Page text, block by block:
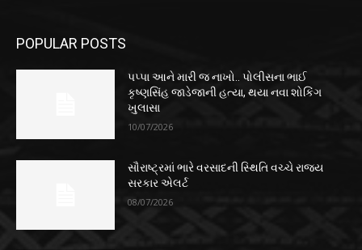
POPULAR POSTS
પપ્પા આને મારી જ નાખો.. પોલીસના ભાઈ
કૃષ્ણસિંહ જાડેજાની હત્યા, થયા નવા શોકિંગ
ખુલાસા
10/07/2026
સૌરાષ્ટ્રમાં ભારે વરસાદની સ્થિતિ વચ્ચે રાજ્ય
સરકાર એલર્ટ
08/07/2026